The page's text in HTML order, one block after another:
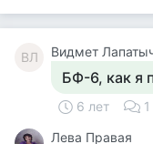
ВЛ Видмет
БФ-6, как я
6 лет 1
Лева Правая